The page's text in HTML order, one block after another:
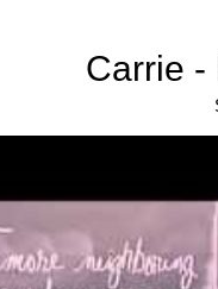
Carrie -